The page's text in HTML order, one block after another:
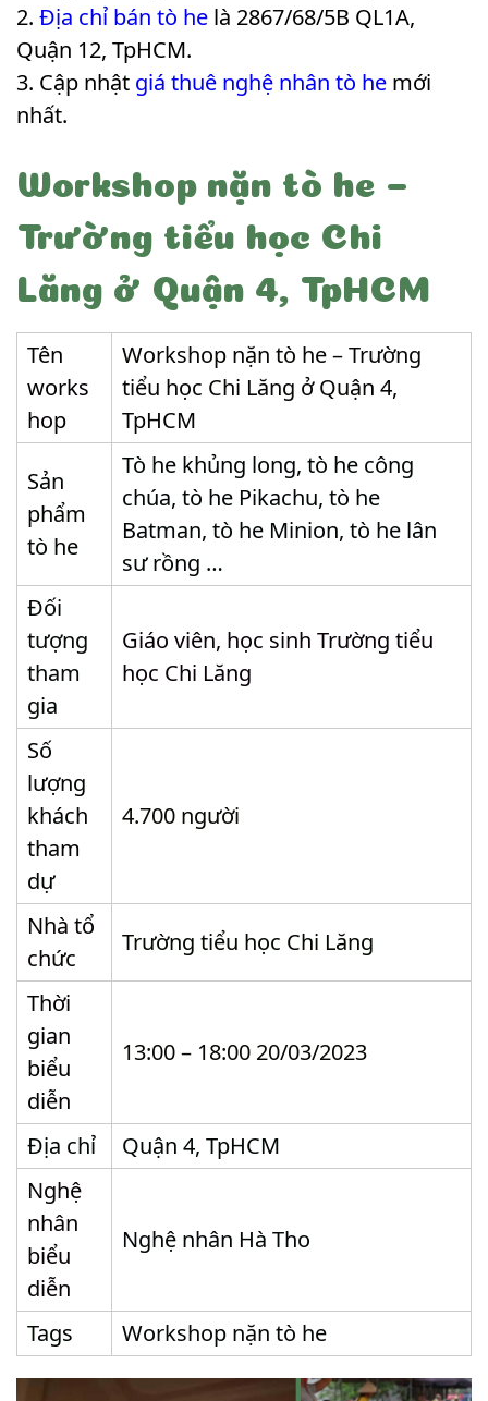
Địa chỉ bán tò he là 2867/68/5B QL1A,
Quận 12, TpHCM.
Cập nhật giá thuê nghệ nhân tò he mới
nhất.
Workshop nặn tò he –
Trường tiểu học Chi
Lăng ở Quận 4, TpHCM
Tên
works
hop
Workshop nặn tò he – Trường
tiểu học Chi Lăng ở Quận 4,
TpHCM
Sản
phẩm
tò he
Tò he khủng long, tò he công
chúa, tò he Pikachu, tò he
Batman, tò he Minion, tò he lân
sư rồng …
Đối
tượng
tham
gia
Giáo viên, học sinh Trường tiểu
học Chi Lăng
Số
lượng
khách
tham
dự
4.700 người
Nhà tổ
chức
Trường tiểu học Chi Lăng
Thời
gian
biểu
diễn
13:00 – 18:00 20/03/2023
Địa chỉ
Quận 4, TpHCM
Nghệ
nhân
biểu
diễn
Nghệ nhân Hà Tho
Tags Workshop nặn tò he